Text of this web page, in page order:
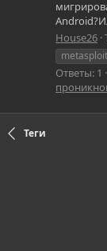
House26
metasploit
Ответы: 1
Теги